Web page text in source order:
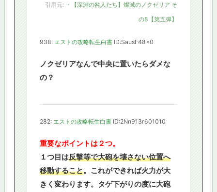
引用元: ・【深淵の咎人たち】燦滅のノクゼリア そ
の8【第五弾】
938: エストの攻略転生白書 ID:SausF48x0
ノクゼリアなんで中央に置いたらダメな
の？
282: エストの攻略転生白書 ID:2Nn913r601010
重要なポイントは２つ。
１つ目は反撃等で大砲を壊さない位置へ
移動すること。これができれば火力が大
きく変わります。タゲ下がりの度に大砲